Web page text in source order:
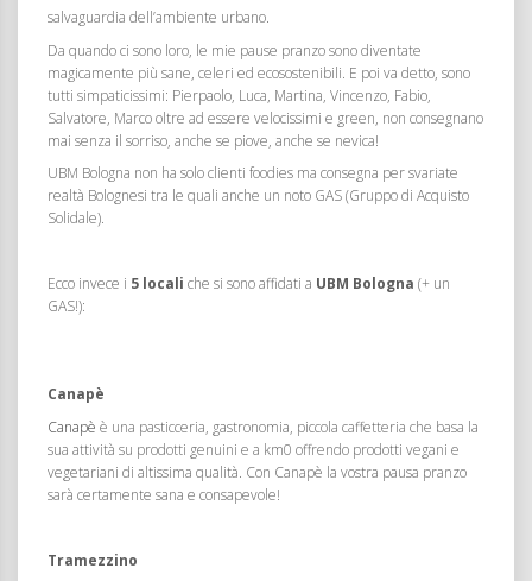
salvaguardia dell’ambiente urbano.
Da quando ci sono loro, le mie pause pranzo sono diventate
magicamente più sane, celeri ed ecosostenibili. E poi va detto, sono
tutti simpaticissimi: Pierpaolo, Luca, Martina, Vincenzo, Fabio,
Salvatore, Marco oltre ad essere velocissimi e green, non consegnano
mai senza il sorriso, anche se piove, anche se nevica!
UBM Bologna non ha solo clienti foodies ma consegna per svariate
realtà Bolognesi tra le quali anche un noto GAS (Gruppo di Acquisto
Solidale).
Ecco invece i 5 locali che si sono affidati a UBM Bologna (+ un
GAS!):
Canapè
Canapè è una pasticceria, gastronomia, piccola caffetteria che basa la
sua attività su prodotti genuini e a km0 offrendo prodotti vegani e
vegetariani di altissima qualità. Con Canapè la vostra pausa pranzo
sarà certamente sana e consapevole!
Tramezzino